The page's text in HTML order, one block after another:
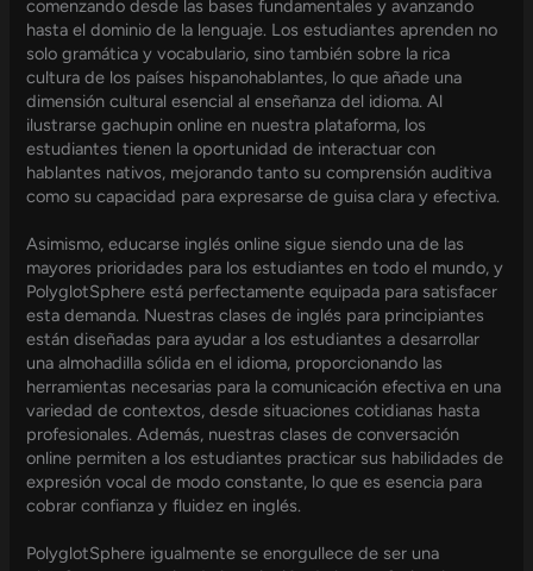
comenzando desde las bases fundamentales y avanzando
hasta el dominio de la lenguaje. Los estudiantes aprenden no
solo gramática y vocabulario, sino también sobre la rica
cultura de los países hispanohablantes, lo que añade una
dimensión cultural esencial al enseñanza del idioma. Al
ilustrarse gachupin online en nuestra plataforma, los
estudiantes tienen la oportunidad de interactuar con
hablantes nativos, mejorando tanto su comprensión auditiva
como su capacidad para expresarse de guisa clara y efectiva.
Asimismo, educarse inglés online sigue siendo una de las
mayores prioridades para los estudiantes en todo el mundo, y
PolyglotSphere está perfectamente equipada para satisfacer
esta demanda. Nuestras clases de inglés para principiantes
están diseñadas para ayudar a los estudiantes a desarrollar
una almohadilla sólida en el idioma, proporcionando las
herramientas necesarias para la comunicación efectiva en una
variedad de contextos, desde situaciones cotidianas hasta
profesionales. Además, nuestras clases de conversación
online permiten a los estudiantes practicar sus habilidades de
expresión vocal de modo constante, lo que es esencia para
cobrar confianza y fluidez en inglés.
PolyglotSphere igualmente se enorgullece de ser una